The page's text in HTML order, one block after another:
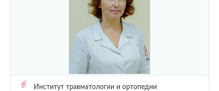
Институт травматологии и ортопедии